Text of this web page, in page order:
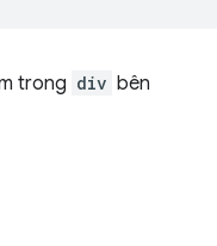
trong div bên